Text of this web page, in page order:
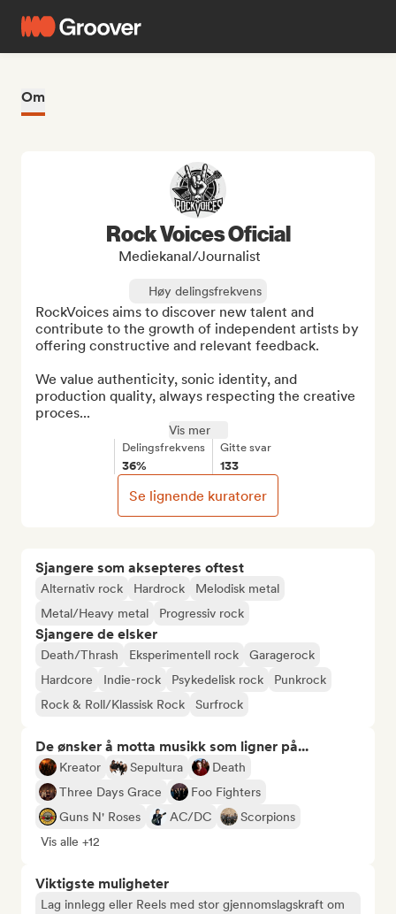
Om
Sjangere som aksepteres oftest
Alternativ rock Hardrock
Melodisk metal
Metal/Heavy metal
Progressiv rock
Sjangere de elsker
Death/Thrash Eksperimentell rock
Garagerock
Hardcore
Indie-rock Psykedelisk rock
Punkrock
Rock & Roll/Klassisk Rock
Surfrock
De ønsker å motta musikk som ligner på...
Kreator Sepultura
Death
Three Days Grace
Foo Fighters
Guns N' Roses
AC/DC
Scorpions
Vis alle +12
Viktigste muligheter
Lag innlegg eller Reels med stor gjennomslagskraft om
Rock Voices Oficial
Mediekanal/journalist
Høy delingsfrekvens
RockVoices aims to discover new talent and
contribute to the growth of independent artists by
offering constructive and relevant feedback.
We value authenticity, sonic identity, and
production quality, always respecting the creative
proces...
Vis mer
Delingsfrekvens
36%
Gitte svar
133
Se lignende kuratorer